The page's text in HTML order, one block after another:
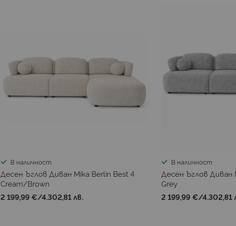
В наличност
Десен Ъглов Диван Mika Berlin Best 4
Cream/Brown
2 199,99 €/4.302,81 лв.
В наличност
Десен Ъглов Диван
Grey
2 199,99 €/4.302,81